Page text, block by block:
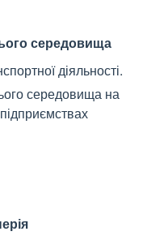
середовища
діяльності.
середовища на